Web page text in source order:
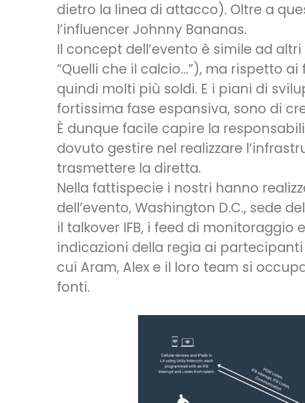
dietro la linea di attacco). Oltre a
l’influencer Johnny Bananas.
Il concept dell’evento è simile ad
“Quelli che il calcio…”), ma rispetto
quindi molti più soldi. E i piani di
fortissima fase espansiva, sono di
È dunque facile capire la
dovuto gestire nel realizzare
trasmettere la diretta.
Nella fattispecie i nostri hanno
dell’evento, Washington D.C., sede
il talkover IFB, i feed di
indicazioni della regia ai
cui Aram, Alex e il loro team si
fonti.